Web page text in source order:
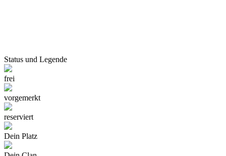
Status und Legende
frei
vorgemerkt
reserviert
Dein Platz